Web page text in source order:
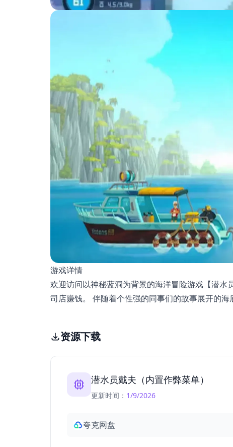
游戏详情
欢迎访问以神秘蓝洞为背景的海洋冒险游戏【潜水
司店赚钱。 伴随着个性强的同事们的故事展开的海
资源下载
潜水员戴夫（内置作弊菜单）
更新时间： 1/9/2026
夸克网盘